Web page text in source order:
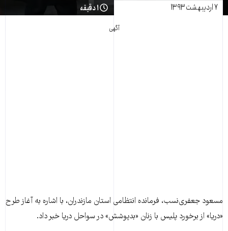
۷ اردیبهشت ۱۳۹۳ ۱ دقیقه
آگهی
مسعود جعفری‌نسب، فرمانده انتظامی استان مازندران، با اشاره به آغاز طرح
«دريا» از برخورد پليس با زنان «بدپوشش» در سواحل دريا خبر داد.